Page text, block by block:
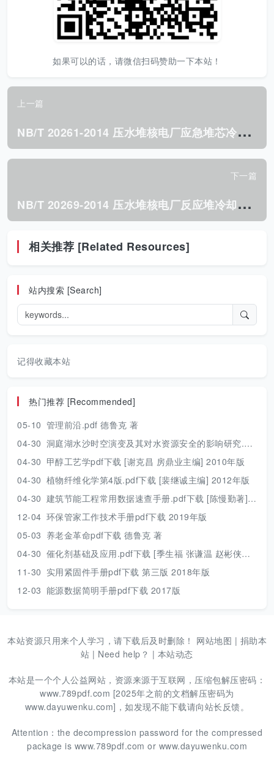
如果可以的话，请微信扫码赞助一下本站！
上一篇
N
B/T 20261-2014 压水堆核电厂应急堆芯冷却系统设计准则.pdf
下一篇
N
B/T 20269-2014 压水堆核电厂反应堆冷却剂泵设计 制造规范.pdf
相关推荐 [Related Resources]
站内搜索 [Search]
记得收藏本站
热门推荐 [Recommended]
05-10 管理前沿.pdf 德鲁克 著
04-30 洞庭湖水沙时空演变及其对水资源安全的影响研究.pdf 胡光伟 著 2017年版
04-30 甲醇工艺学pdf下载 [谢克昌 房鼎业主编] 2010年版
04-30 植物纤维化学第4版.pdf下载 [裴继诚主编] 2012年版
04-30 建筑节能工程常用数据速查手册.pdf下载 [陈慢勤著] 2010年版
12-04 环保管家工作技术手册pdf下载 2019年版
05-03 养老金革命pdf下载 德鲁克 著
04-30 催化剂基础及应用.pdf下载 [季生福 张谦温 赵彬侠编] 2011年版
11-30 实用紧固件手册pdf下载 第三版 2018年版
12-03 能源数据简明手册pdf下载 2017版
本站资源只用来个人学习，请下载后及时删除！ 网站地图 | 捐助本
站 | Need help？ | 本站动态
本站是一个个人公益网站，资源来源于互联网，压缩包解压密码：
www.789pdf.com [2025年之前的文档解压密码为
www.dayuwenku.com]，如发现不能下载请向站长反馈。
Attention：the decompression password for the compressed
package is www.789pdf.com or www.dayuwenku.com